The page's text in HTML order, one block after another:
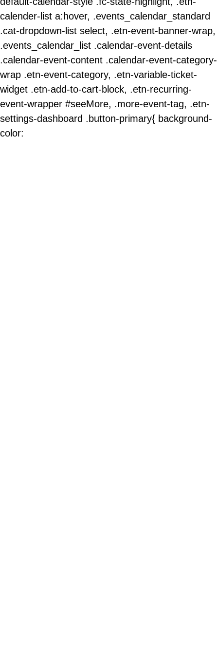
calender-list a:hover, .events_calendar_standard
.cat-dropdown-list select, .etn-event-banner-wrap,
.events_calendar_list .calendar-event-details
.calendar-event-content .calendar-event-category-
wrap .etn-event-category, .etn-variable-ticket-
widget .etn-add-to-cart-block, .etn-recurring-
event-wrapper #seeMore, .more-event-tag, .etn-
settings-dashboard .button-primary{ background-
color: